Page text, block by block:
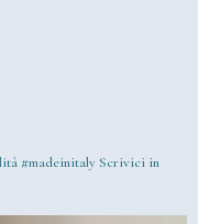
#madeinitaly Scrivici in